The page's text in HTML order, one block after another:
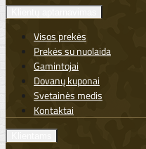
Visos prekės
Prekės su nuolaida
Gamintojai
Dovanų kuponai
Svetainės medis
Kontaktai